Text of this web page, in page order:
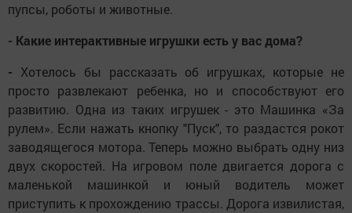
пупсы, роботы и животные.
- Какие интерактивные игрушки есть у вас дома?
- Хотелось бы рассказать об игрушках, которые не
просто развлекают ребенка, но и способствуют его
развитию. Одна из таких игрушек - это Машинка «За
рулем». Если нажать кнопку "Пуск", то раздастся рокот
заводящегося мотора. Теперь можно выбрать одну низ
двух скоростей. На игровом поле двигается дорога с
маленькой машинкой и юный водитель может
приступить к прохождению трассы. Дорога извилистая,